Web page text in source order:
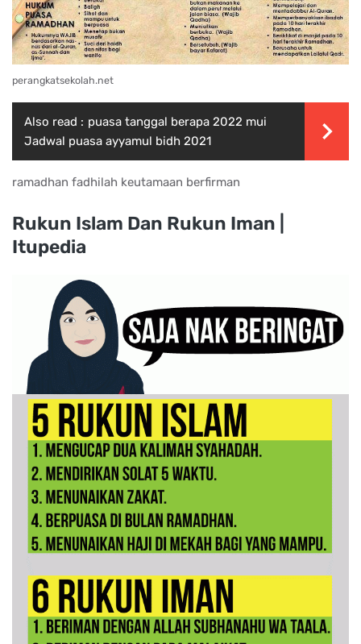
perangkatsekolah.net
Also read : puasa tanggal berapa 2022 mui
Jadwal puasa ayyamul bidh 2021
ramadhan fadhilah keutamaan berfirman
Rukun Islam Dan Rukun Iman |
Itupedia